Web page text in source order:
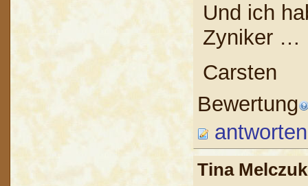
Und ich
Zyniker …
Carsten
Bewertung
antworten
Tina